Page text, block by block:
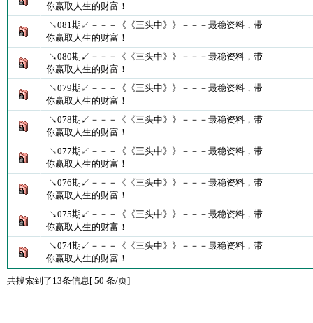
你赢取人生的财富！
↘081期↙－－－《《三头中》》－－－最稳资料，带
你赢取人生的财富！
↘080期↙－－－《《三头中》》－－－最稳资料，带
你赢取人生的财富！
↘079期↙－－－《《三头中》》－－－最稳资料，带
你赢取人生的财富！
↘078期↙－－－《《三头中》》－－－最稳资料，带
你赢取人生的财富！
↘077期↙－－－《《三头中》》－－－最稳资料，带
你赢取人生的财富！
↘076期↙－－－《《三头中》》－－－最稳资料，带
你赢取人生的财富！
↘075期↙－－－《《三头中》》－－－最稳资料，带
你赢取人生的财富！
↘074期↙－－－《《三头中》》－－－最稳资料，带
你赢取人生的财富！
共搜索到了13条信息[ 50 条/页]